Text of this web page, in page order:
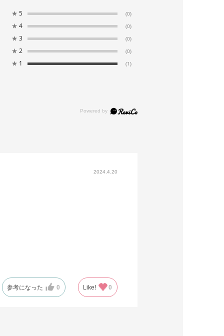
★ 5 (0)
★ 4 (0)
★ 3 (0)
★ 2 (0)
★ 1 (1)
2024.4.20
参考になった 0 Like! 0